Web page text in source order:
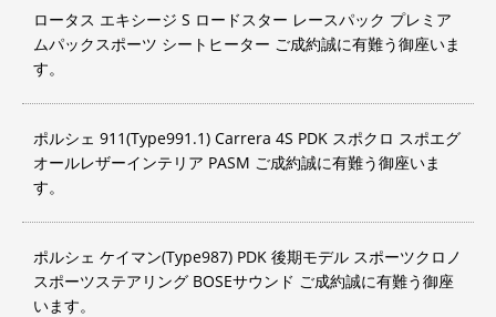
ロータス エキシージ S ロードスター レースパック プレミア
ムパックスポーツ シートヒーター ご成約誠に有難う御座いま
す。
ポルシェ 911(Type991.1) Carrera 4S PDK スポクロ スポエグ
オールレザーインテリア PASM ご成約誠に有難う御座いま
す。
ポルシェ ケイマン(Type987) PDK 後期モデル スポーツクロノ
スポーツステアリング BOSEサウンド ご成約誠に有難う御座
います。